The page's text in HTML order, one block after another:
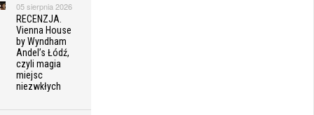
05 sierpnia 2026
RECENZJA.
Vienna House
by Wyndham
Andel’s Łódź,
czyli magia
miejsc
niezwkłych